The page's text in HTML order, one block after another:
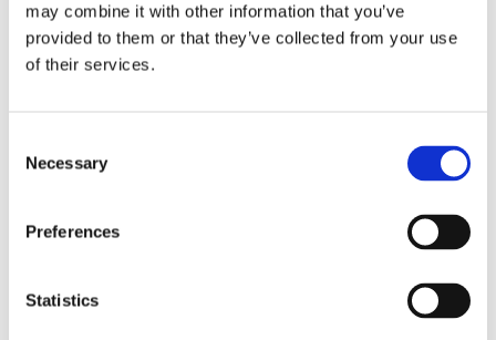
may combine it with other information that you’ve
provided to them or that they’ve collected from your use
of their services.
Selection
Necessary
Preferences
Statistics
Produse Conexe
Duza airless Titan 517 HEA